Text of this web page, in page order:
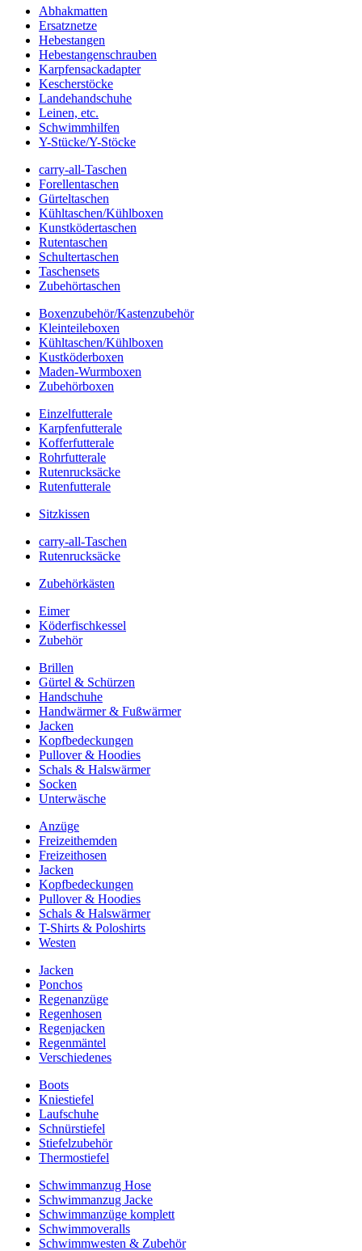
Abhakmatten
Ersatznetze
Hebestangen
Hebestangenschrauben
Karpfensackadapter
Kescherstöcke
Landehandschuhe
Leinen, etc.
Schwimmhilfen
Y-Stücke/Y-Stöcke
carry-all-Taschen
Forellentaschen
Gürteltaschen
Kühltaschen/Kühlboxen
Kunstködertaschen
Rutentaschen
Schultertaschen
Taschensets
Zubehörtaschen
Boxenzubehör/Kastenzubehör
Kleinteileboxen
Kühltaschen/Kühlboxen
Kustköderboxen
Maden-Wurmboxen
Zubehörboxen
Einzelfutterale
Karpfenfutterale
Kofferfutterale
Rohrfutterale
Rutenrucksäcke
Rutenfutterale
Sitzkissen
carry-all-Taschen
Rutenrucksäcke
Zubehörkästen
Eimer
Köderfischkessel
Zubehör
Brillen
Gürtel & Schürzen
Handschuhe
Handwärmer & Fußwärmer
Jacken
Kopfbedeckungen
Pullover & Hoodies
Schals & Halswärmer
Socken
Unterwäsche
Anzüge
Freizeithemden
Freizeithosen
Jacken
Kopfbedeckungen
Pullover & Hoodies
Schals & Halswärmer
T-Shirts & Poloshirts
Westen
Jacken
Ponchos
Regenanzüge
Regenhosen
Regenjacken
Regenmäntel
Verschiedenes
Boots
Kniestiefel
Laufschuhe
Schnürstiefel
Stiefelzubehör
Thermostiefel
Schwimmanzug Hose
Schwimmanzug Jacke
Schwimmanzüge komplett
Schwimmoveralls
Schwimmwesten & Zubehör